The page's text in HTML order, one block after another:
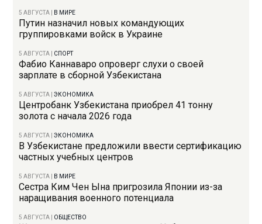
5 АВГУСТА В МИРЕ
Путин назначил новых командующих
группировками войск в Украине
5 АВГУСТА СПОРТ
Фабио Каннаваро опроверг слухи о своей
зарплате в сборной Узбекистана
5 АВГУСТА |ЭКОНОМИКА
Центробанк Узбекистана приобрел 41 тонну
золота с начала 2026 года
5 АВГУСТА |ЭКОНОМИКА
В Узбекистане предложили ввести сертификацию
частных учебных центров
5 АВГУСТА В МИРЕ
Сестра Ким Чен Ына пригрозила Японии из-за
наращивания военного потенциала
5 АВГУСТА ОБЩЕСТВО